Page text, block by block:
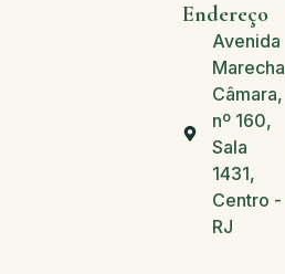
Endereço
Avenida
Marechal
Câmara,
nº 160,
Sala
1431,
Centro -
RJ